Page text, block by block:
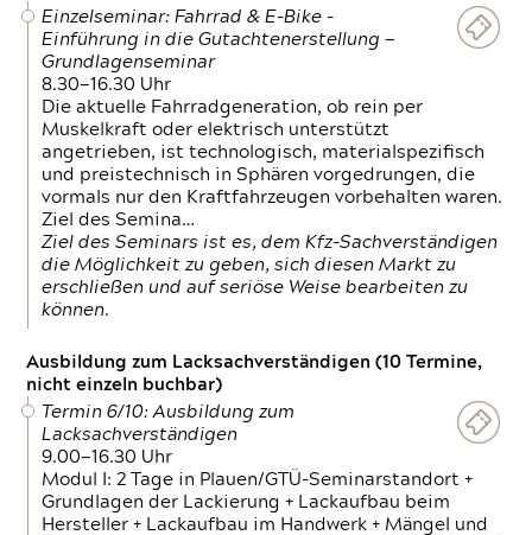
Einzelseminar: Fahrrad & E-Bike -
Einführung in die Gutachtenerstellung —
Grundlagenseminar
8.30—16.30 Uhr
Die aktuelle Fahrradgeneration, ob rein per
Muskelkraft oder elektrisch unterstützt
angetrieben, ist technologisch, materialspezifisch
und preistechnisch in Sphären vorgedrungen, die
vormals nur den Kraftfahrzeugen vorbehalten waren.
Ziel des Semina…
Ziel des Seminars ist es, dem Kfz-Sachverständigen
die Möglichkeit zu geben, sich diesen Markt zu
erschließen und auf seriöse Weise bearbeiten zu
können.
Ausbildung zum Lacksachverständigen (10 Termine,
nicht einzeln buchbar)
Termin 6/10: Ausbildung zum
Lacksachverständigen
9.00—16.30 Uhr
Modul I: 2 Tage in Plauen/GTÜ-Seminarstandort +
Grundlagen der Lackierung + Lackaufbau beim
Hersteller + Lackaufbau im Handwerk + Mängel und